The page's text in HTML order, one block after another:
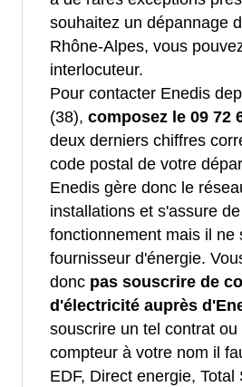
souhaitez un dépannage
Rhône-Alpes, vous
interlocuteur.
Pour contacter Enedis
(38), composez le 09 72
deux derniers chiffres
code postal de votre
Enedis gère donc le
installations et s'assure
fonctionnement mais il ne
fournisseur d'énergie.
donc pas souscrire de
d'électricité auprès
souscrire un tel contrat ou
compteur à votre nom il
EDF, Direct energie, Total